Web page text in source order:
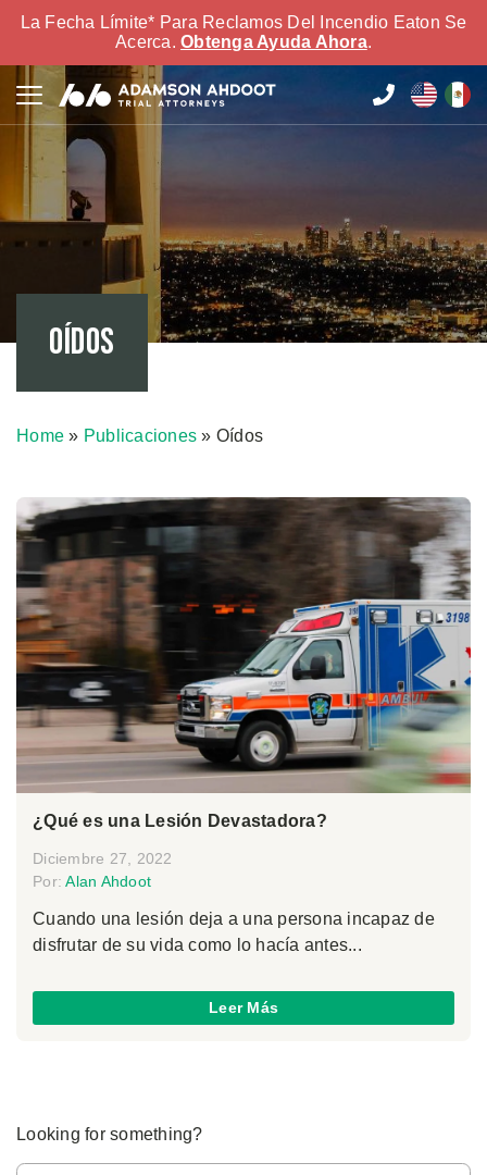
La Fecha Límite* Para Reclamos Del Incendio Eaton Se
Acerca. Obtenga Ayuda Ahora.
Oídos
Home » Publicaciones » Oídos
¿Qué es una Lesión Devastadora?
Diciembre 27, 2022
Por:Alan Ahdoot
Cuando una lesión deja a una persona incapaz de
disfrutar de su vida como lo hacía antes...
Leer Más
Looking for something?